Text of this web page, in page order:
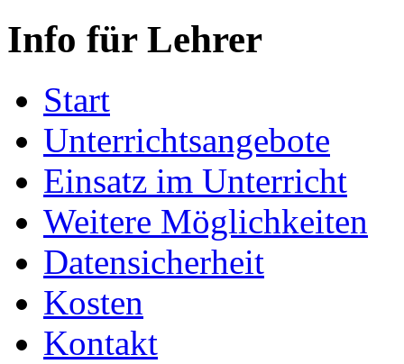
Info für Lehrer
Start
Unterrichtsangebote
Einsatz im Unterricht
Weitere Möglichkeiten
Datensicherheit
Kosten
Kontakt